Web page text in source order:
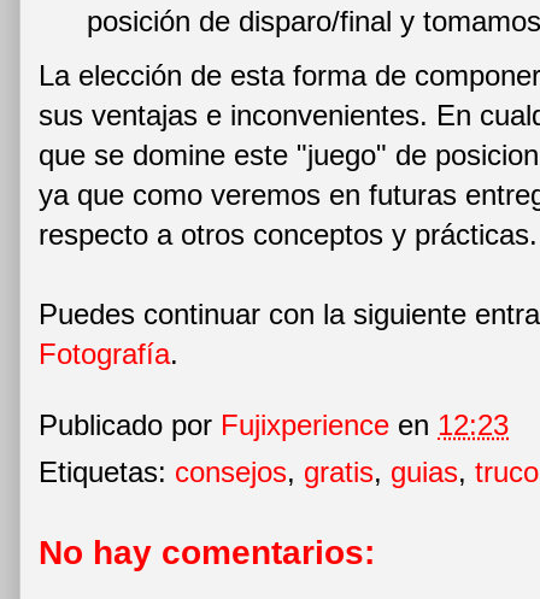
posición de disparo/final y
La elección de esta forma de
sus ventajas e inconvenientes. En
que se domine este "juego" de
ya que como veremos en futuras
respecto a otros conceptos y prácticas.
Puedes continuar con la siguiente
Fotografía.
Publicado por Fujixperience en 12:23
Etiquetas: consejos, gratis, guias,
No hay comentarios: